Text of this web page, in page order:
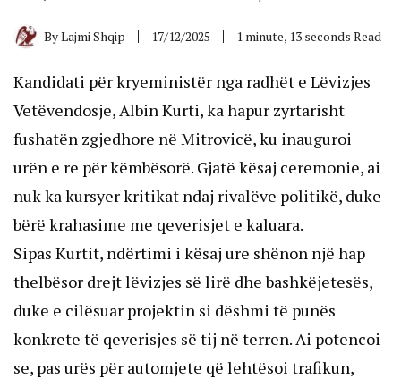
ByLajmi Shqip 17/12/2025 1 minute, 13 seconds Read
Kandidati për kryeministër nga radhët e Lëvizjes
Vetëvendosje, Albin Kurti, ka hapur zyrtarisht
fushatën zgjedhore në Mitrovicë, ku inauguroi
urën e re për këmbësorë. Gjatë kësaj ceremonie, ai
nuk ka kursyer kritikat ndaj rivalëve politikë, duke
bërë krahasime me qeverisjet e kaluara.
Sipas Kurtit, ndërtimi i kësaj ure shënon një hap
thelbësor drejt lëvizjes së lirë dhe bashkëjetesës,
duke e cilësuar projektin si dëshmi të punës
konkrete të qeverisjes së tij në terren. Ai potencoi
se, pas urës për automjete që lehtësoi trafikun,